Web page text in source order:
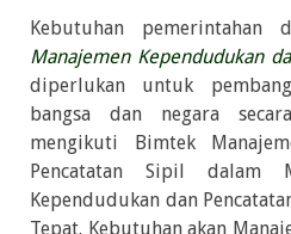
Kebutuhan
Manajemen Kependudukan
diperlukan untuk
bangsa dan negara
mengikuti Bimtek
Pencatatan Sipil dalam
Kependudukan dan
Tepat. Kebutuhan akan